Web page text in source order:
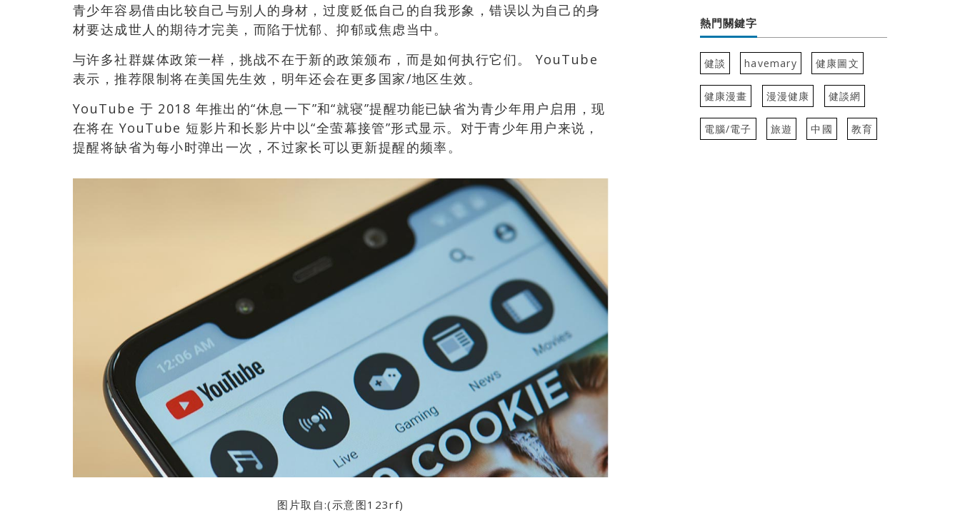
青少年容易借由比较自己与别人的身材，过度贬低自己的自我形象，错误以为自己的身
材要达成世人的期待才完美，而陷于忧郁、抑郁或焦虑当中。
与许多社群媒体政策一样，挑战不在于新的政策颁布，而是如何执行它们。 YouTube
表示，推荐限制将在美国先生效，明年还会在更多国家/地区生效。
YouTube 于 2018 年推出的“休息一下”和“就寝”提醒功能已缺省为青少年用户启用，现
在将在 YouTube 短影片和长影片中以“全萤幕接管”形式显示。对于青少年用户来说，
提醒将缺省为每小时弹出一次，不过家长可以更新提醒的频率。
图片取自:(示意图123rf)
熱門關鍵字
健談 havemary 健康圖文
健康漫畫 漫漫健康 健談網
電腦/電子 旅遊 中國 教育